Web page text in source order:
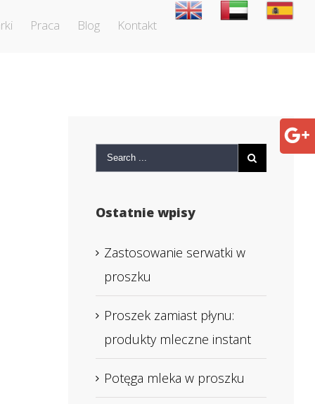
Praca Blog Kontakt
Ostatnie wpisy
Zastosowanie serwatki w
proszku
Proszek zamiast płynu:
produkty mleczne instant
Potęga mleka w proszku